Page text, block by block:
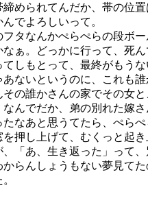
められてんだか、帯の位置
でよろしいって。
タなんかぺらぺらの段ボー
ぁ。どっかに行って、死ん
しもとって、最終がもうな
ないというのに、これも誰
の誰かさんの家でその女と
んでだか、弟の別れた嫁さ
なあと思うてたら、ぺらぺ
押し上げて、むくっと起き
「あ、生き返った」って、
らんしょうもない夢見てた